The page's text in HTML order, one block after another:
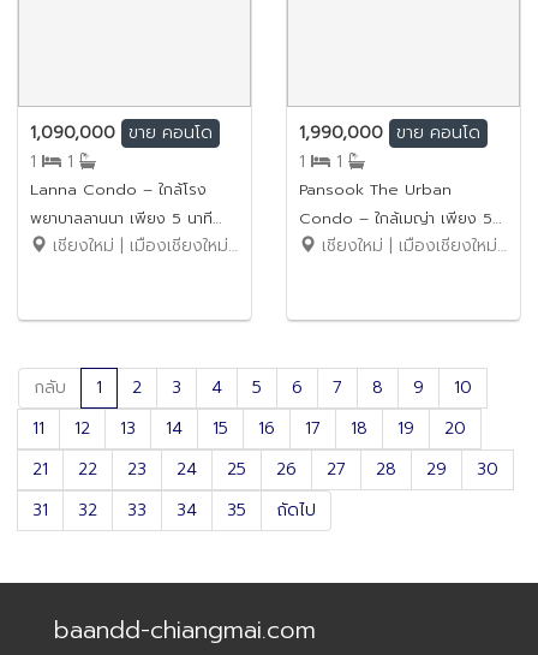
1,090,000 ขาย คอนโด
1
1
Lanna Condo – ใกล้โรง
พยาบาลลานนา เพียง 5 นาที
ขายราคาเพียง 1.09 ล้านบาท
เชียงใหม่ | เมืองเชียงใหม่ | ป่าตัน
1,990,000 ขาย คอนโด
1
1
Pansook The Urban
Condo – ใกล้เมญ่า เพียง 5
นาที ขายราคาเพียง 1.99 ล้าน
เชียงใหม่ | เมืองเชียงใหม่ | ช้างเผือก
กลับ 1 2 3 4 5 6 7 8 9
10
11
12 13 14 15 16 17 18 19
20
21
22 23 24 25 26 27 28 29
30
31
32 33 34 35 ถัดไป
baandd-chiangmai.com